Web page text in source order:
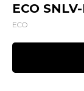
ECO
ECO